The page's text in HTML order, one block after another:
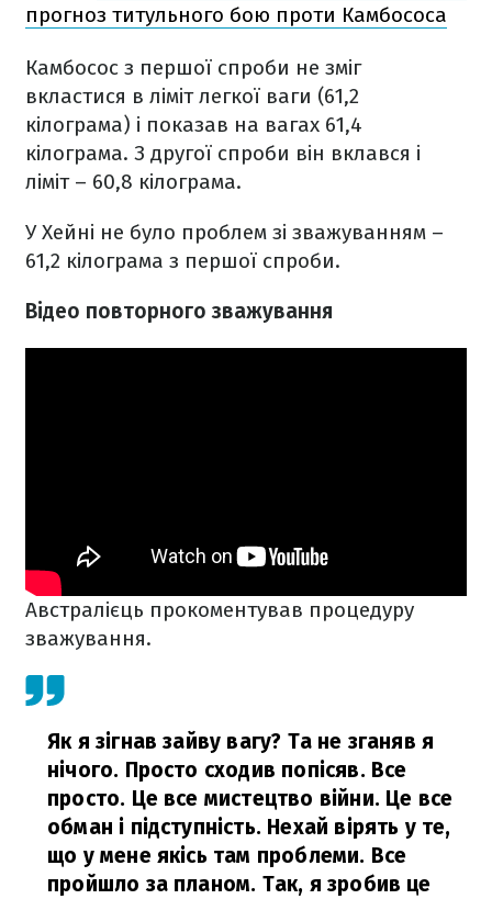
прогноз титульного бою проти Камбососа
Камбосос з першої спроби не зміг
вкластися в ліміт легкої ваги (61,2
кілограма) і показав на вагах 61,4
кілограма. З другої спроби він вклався і
ліміт – 60,8 кілограма.
У Хейні не було проблем зі зважуванням –
61,2 кілограма з першої спроби.
Відео повторного зважування
Австралієць прокоментував процедуру
зважування.
Як я зігнав зайву вагу? Та не зганяв я
нічого. Просто сходив попісяв. Все
просто. Це все мистецтво війни. Це все
обман і підступність. Нехай вірять у те,
що у мене якісь там проблеми. Все
пройшло за планом. Так, я зробив це